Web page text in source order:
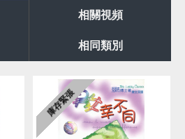
相關視頻
相同類別
庫存緊張